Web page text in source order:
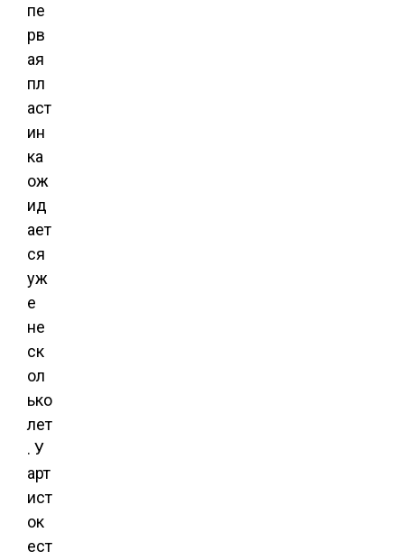
пе
рв
ая
пл
аст
ин
ка
ож
ид
ает
ся
уж
е
не
ск
ол
ько
лет
. У
арт
ист
ок
ест